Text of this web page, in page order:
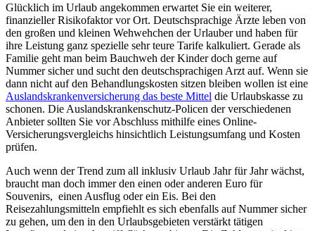
Glücklich im Urlaub angekommen erwartet Sie ein weiterer,
finanzieller Risikofaktor vor Ort. Deutschsprachige Ärzte leben von
den großen und kleinen Wehwehchen der Urlauber und haben für
ihre Leistung ganz spezielle sehr teure Tarife kalkuliert. Gerade als
Familie geht man beim Bauchweh der Kinder doch gerne auf
Nummer sicher und sucht den deutschsprachigen Arzt auf. Wenn sie
dann nicht auf den Behandlungskosten sitzen bleiben wollen ist eine
Auslandskrankenversicherung das beste Mittel die Urlaubskasse zu
schonen. Die Auslandskrankenschutz-Policen der verschiedenen
Anbieter sollten Sie vor Abschluss mithilfe eines Online-
Versicherungsvergleichs hinsichtlich Leistungsumfang und Kosten
prüfen.
Auch wenn der Trend zum all inklusiv Urlaub Jahr für Jahr wächst,
braucht man doch immer den einen oder anderen Euro für
Souvenirs, einen Ausflug oder ein Eis. Bei den
Reisezahlungsmitteln empfiehlt es sich ebenfalls auf Nummer sicher
zu gehen, um den in den Urlaubsgebieten verstärkt tätigen